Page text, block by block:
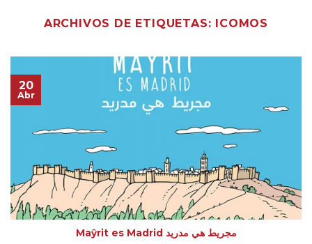
ARCHIVOS DE ETIQUETAS: ICOMOS
Maŷrit es Madrid مجريط هي مدريد
20
Abr